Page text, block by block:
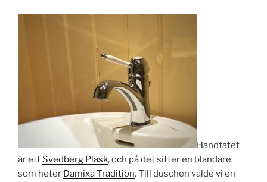
Handfatet
är ett Svedberg Plask, och på det sitter en blandare
som heter Damixa Tradition. Till duschen valde vi en